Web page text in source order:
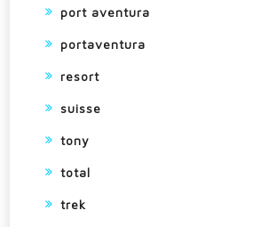
port aventura
portaventura
resort
suisse
tony
total
trek